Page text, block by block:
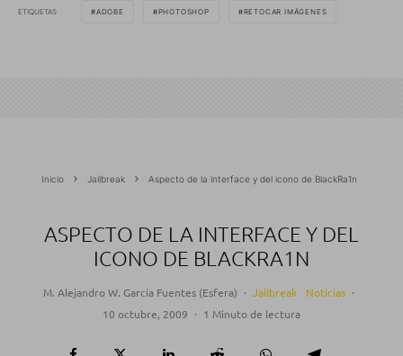
ETIQUETAS ADOBE PHOTOSHOP RETOCAR IMÁGENES
Inicio Jailbreak Aspecto de la interface y del icono de BlackRa1n
ASPECTO DE LA INTERFACE Y DEL
ICONO DE BLACKRA1N
M. Alejandro W. García Fuentes (Esfera) · Jailbreak Noticias ·
10 octubre, 2009 · 1 Minuto de lectura